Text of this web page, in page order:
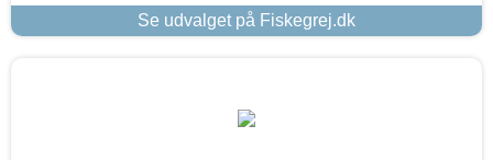
Se udvalget på Fiskegrej.dk